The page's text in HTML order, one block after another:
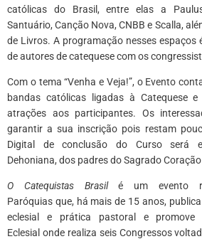
católicas do Brasil, entre elas a
Santuário, Canção Nova, CNBB e Scalla,
de Livros. A programação nesses
de autores de catequese com os
Com o tema “Venha e Veja!”, o Evento
bandas católicas ligadas à Catequese
atrações aos participantes. Os
garantir a sua inscrição pois restam
Digital de conclusão do Curso será
Dehoniana, dos padres do Sagrado
O Catequistas Brasilé um evento
Paróquias que, há mais de 15 anos,
eclesial e prática pastoral e
Eclesial onde realiza seis Congressos